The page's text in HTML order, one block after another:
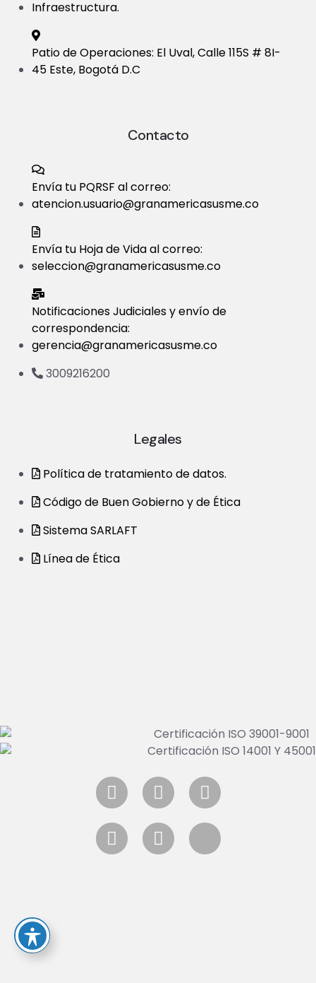
Infraestructura.
Patio de Operaciones: El Uval, Calle 115S # 8I-
45 Este, Bogotá D.C
Contacto
Envía tu PQRSF al correo:
atencion.usuario@granamericasusme.co
Envía tu Hoja de Vida al correo:
seleccion@granamericasusme.co
Notificaciones Judiciales y envío de
correspondencia:
gerencia@granamericasusme.co
3009216200
Legales
Política de tratamiento de datos.
Código de Buen Gobierno y de Ética
Sistema SARLAFT
Línea de Ética